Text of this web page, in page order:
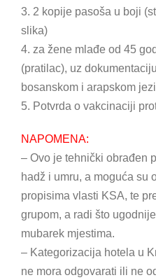
3. 2 kopije pasoša u boji
slika)
4. za žene mlađe od 45
(pratilac), uz
bosanskom i arapskom
5. Potvrda o vakcinaciji
NAPOMENA:
– Ovo je tehnički obrađen
hadž i umru, a moguća su
propisima vlasti KSA, te
grupom, a radi što
mubarek mjestima.
– Kategorizacija hotela u
ne mora odgovarati ili ne